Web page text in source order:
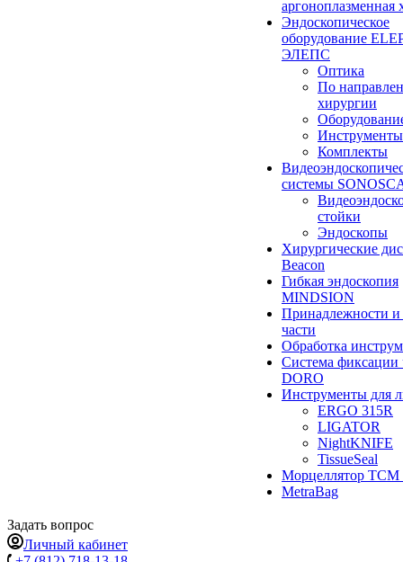
аргоноплазменная
Эндоскопическое
оборудование
ЭЛЕПС
Оптика
По
хирургии
Инструменты
Комплекты
системы
стойки
Эндоскопы
Хирургические
Beacon
Гибкая эндоскопия
MINDSION
Принадлежности и
части
Обработка
Система фиксации
DORO
Инструменты для
ERGO 315R
LIGATOR
NightKNIFE
TissueSeal
Морцеллятор ТСМ
MetraBag
Задать вопрос
Личный кабинет